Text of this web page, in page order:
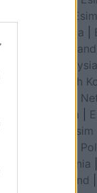
Colombia
for Thailand
for Malaysia
for South
Esim for
Australia
Esim for
Macedonia
for Finland